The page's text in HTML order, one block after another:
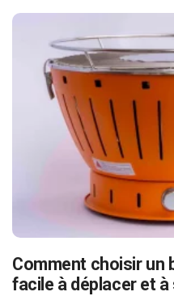
Comment choisir un
facile à déplacer et